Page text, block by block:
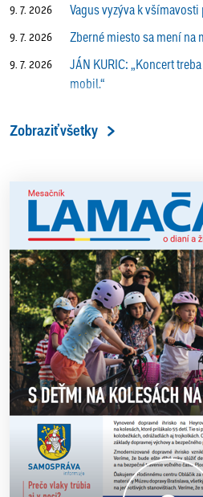
9. 7. 2026 Vagus vyzýva k
9. 7. 2026 Zberné miesto sa mení na
9. 7. 2026
JÁN KURIC: „Koncert
mobil.“
9. 7. 2026
ALENA PETÁKOVÁ:
výborný šach aj príjemnú
Zobraziť všetky